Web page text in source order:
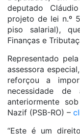
deputado
projeto de lei n.º
piso salarial),
Finanças e
Representado
assessora
reforçou a
necessidade
anteriormente
Nazif (PSB-RO) –
“Este é um